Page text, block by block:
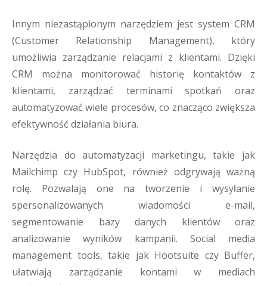
Innym niezastąpionym narzędziem jest system CRM
(Customer Relationship Management), który
umożliwia zarządzanie relacjami z klientami. Dzięki
CRM można monitorować historię kontaktów z
klientami, zarządzać terminami spotkań oraz
automatyzować wiele procesów, co znacząco zwiększa
efektywność działania biura.
Narzędzia do automatyzacji marketingu, takie jak
Mailchimp czy HubSpot, również odgrywają ważną
rolę. Pozwalają one na tworzenie i wysyłanie
spersonalizowanych wiadomości e-mail,
segmentowanie bazy danych klientów oraz
analizowanie wyników kampanii. Social media
management tools, takie jak Hootsuite czy Buffer,
ułatwiają zarządzanie kontami w mediach